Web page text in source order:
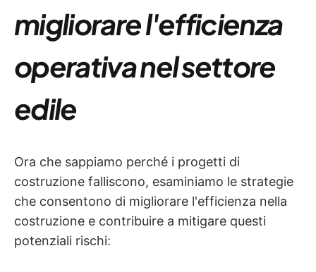
migliorare l'efficienza
operativa nel settore
edile
Ora che sappiamo perché i progetti di
costruzione falliscono, esaminiamo le strategie
che consentono di migliorare l'efficienza nella
costruzione e contribuire a mitigare questi
potenziali rischi: